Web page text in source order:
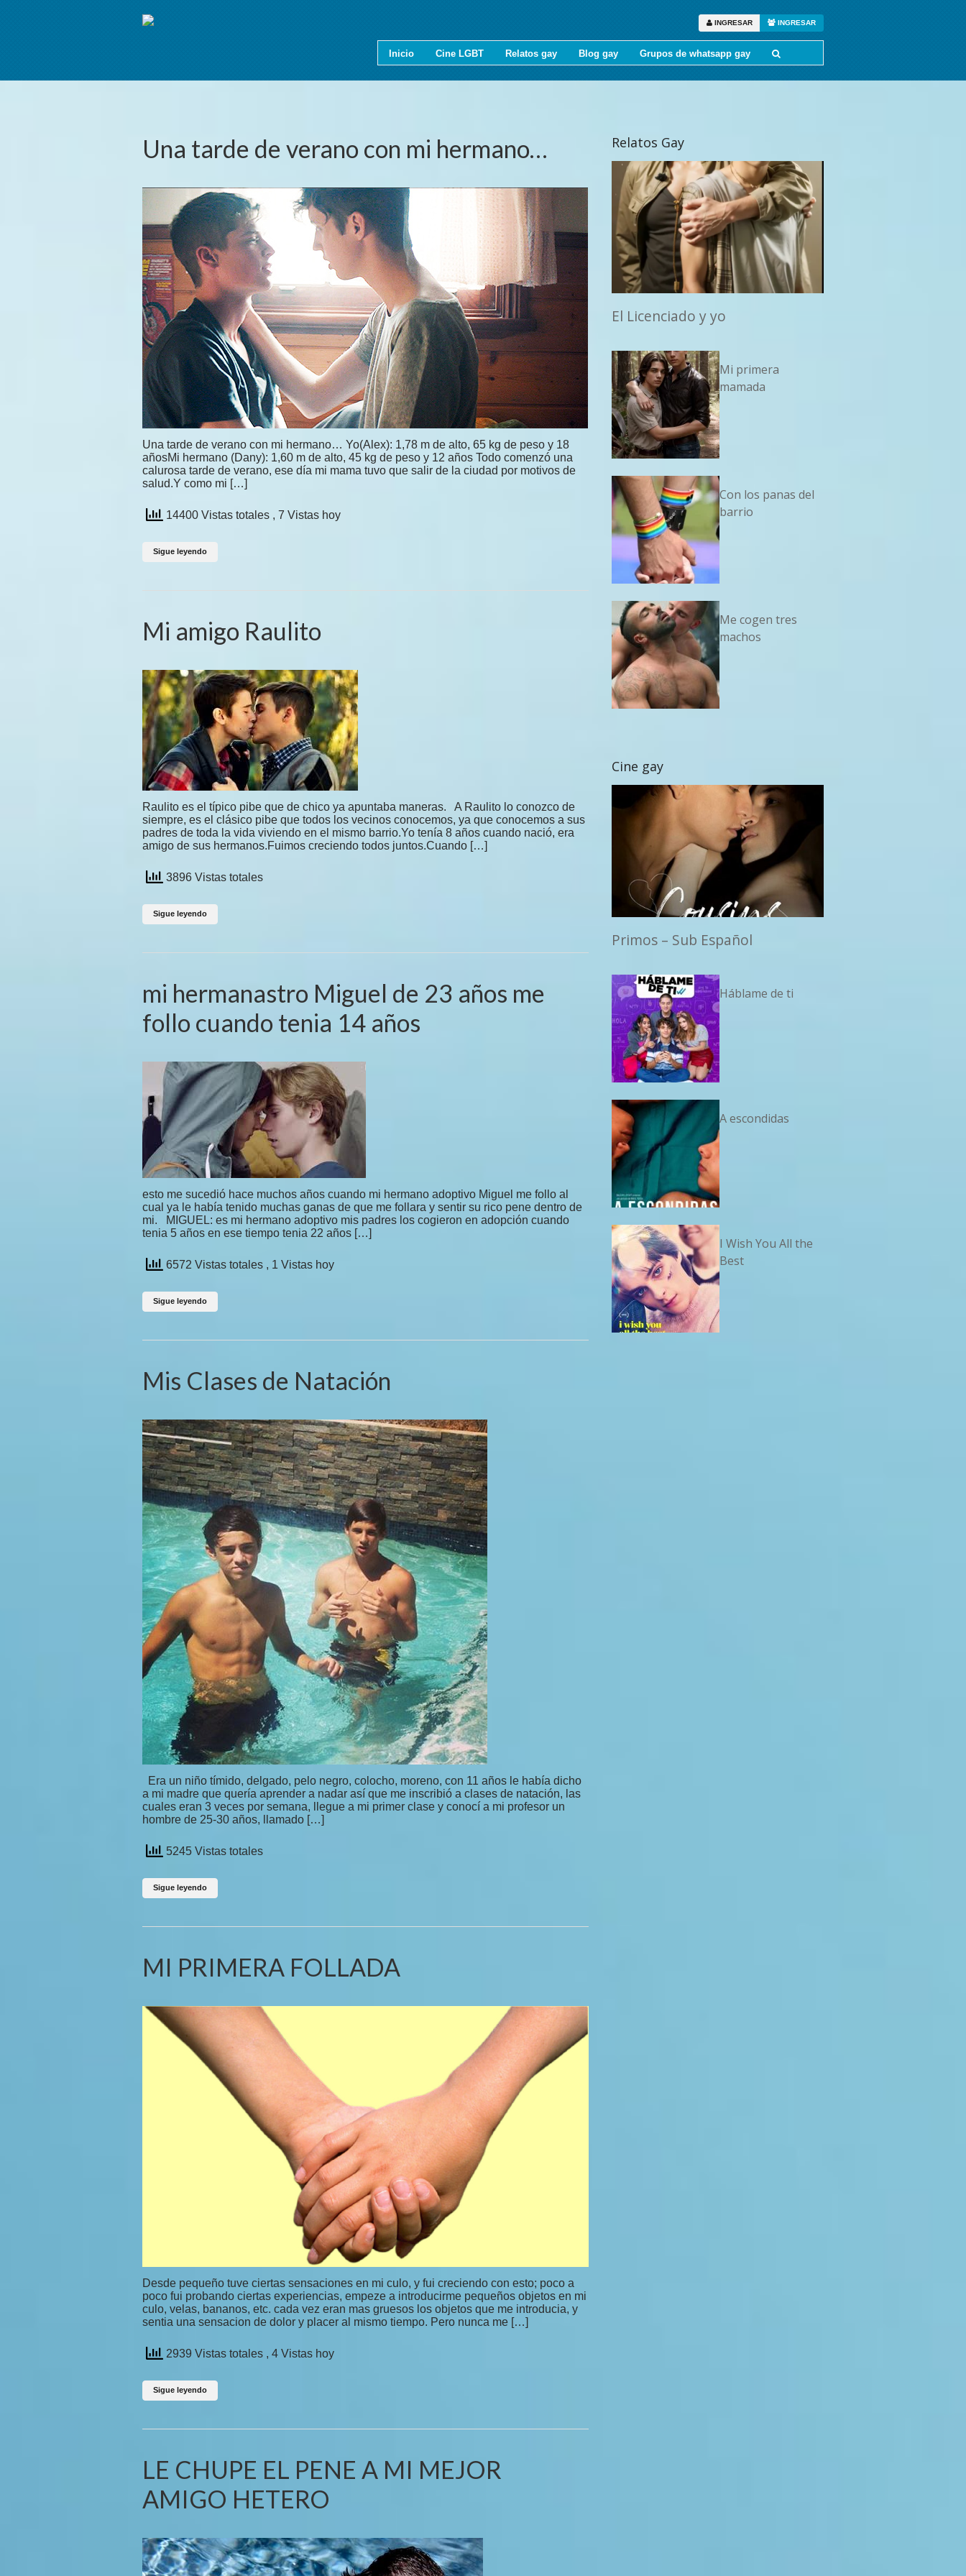
INGRESAR INGRESAR
Inicio Cine LGBT Relatos gay Blog gay Grupos de whatsapp gay
Una tarde de verano con mi hermano…
Una tarde de verano con mi hermano… Yo(Alex): 1,78 m de alto, 65 kg de peso y 18
añosMi hermano (Dany): 1,60 m de alto, 45 kg de peso y 12 años Todo comenzó una
calurosa tarde de verano, ese día mi mama tuvo que salir de la ciudad por motivos de
salud.Y como mi […]
14400 Vistas totales , 7 Vistas hoy
Sigue leyendo
Mi amigo Raulito
Raulito es el típico pibe que de chico ya apuntaba maneras. A Raulito lo conozco de
siempre, es el clásico pibe que todos los vecinos conocemos, ya que conocemos a sus
padres de toda la vida viviendo en el mismo barrio.Yo tenía 8 años cuando nació, era
amigo de sus hermanos.Fuimos creciendo todos juntos.Cuando […]
3896 Vistas totales
Sigue leyendo
mi hermanastro Miguel de 23 años me
follo cuando tenia 14 años
esto me sucedió hace muchos años cuando mi hermano adoptivo Miguel me follo al
cual ya le había tenido muchas ganas de que me follara y sentir su rico pene dentro de
mi. MIGUEL: es mi hermano adoptivo mis padres los cogieron en adopción cuando
tenia 5 años en ese tiempo tenia 22 años […]
6572 Vistas totales , 1 Vistas hoy
Sigue leyendo
Mis Clases de Natación
Era un niño tímido, delgado, pelo negro, colocho, moreno, con 11 años le había dicho
a mi madre que quería aprender a nadar así que me inscribió a clases de natación, las
cuales eran 3 veces por semana, llegue a mi primer clase y conocí a mi profesor un
hombre de 25-30 años, llamado […]
5245 Vistas totales
Sigue leyendo
MI PRIMERA FOLLADA
Desde pequeño tuve ciertas sensaciones en mi culo, y fui creciendo con esto; poco a
poco fui probando ciertas experiencias, empeze a introducirme pequeños objetos en mi
culo, velas, bananos, etc. cada vez eran mas gruesos los objetos que me introducia, y
sentia una sensacion de dolor y placer al mismo tiempo. Pero nunca me […]
2939 Vistas totales , 4 Vistas hoy
Sigue leyendo
LE CHUPE EL PENE A MI MEJOR
AMIGO HETERO
Relatos Gay
El Licenciado y yo
Mi primera
mamada
Con los panas del
barrio
Me cogen tres
machos
Cine gay
Primos – Sub Español
Háblame de ti
A escondidas
I Wish You All the
Best